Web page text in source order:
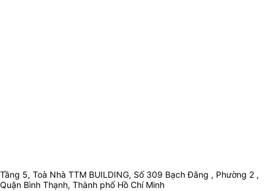
Tầng 5, Toà Nhà TTM BUILDING, Số 309 Bạch Đằng , Phường 2 ,
Quận Bình Thạnh, Thành phố Hồ Chí Minh